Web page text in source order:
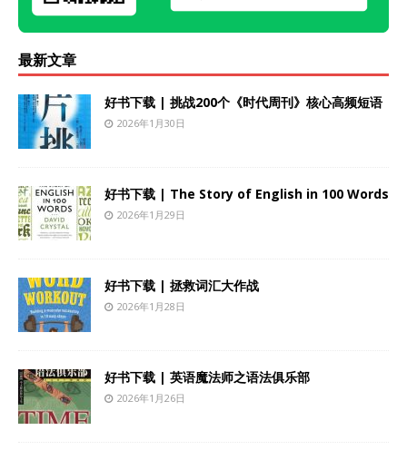
最新文章
好书下载 | 挑战200个《时代周刊》核心高频短语
2026年1月30日
好书下载 | The Story of English in 100 Words
2026年1月29日
好书下载 | 拯救词汇大作战
2026年1月28日
好书下载 | 英语魔法师之语法俱乐部
2026年1月26日